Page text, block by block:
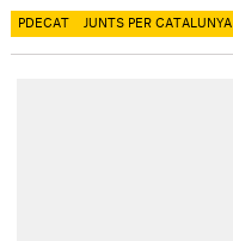
PDECAT JUNTS PER CATALUNYA